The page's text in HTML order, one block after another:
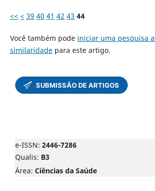
<< < 39 40 41 42 43 44
Você também pode iniciar uma pesquisa
similaridadepara este artigo.
e-ISSN: 2446-7286
Qualis: B3
Área: Ciências da Saúde